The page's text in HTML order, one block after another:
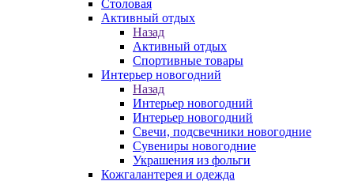
Столовая
Активный отдых
Назад
Активный отдых
Спортивные товары
Интерьер новогодний
Назад
Интерьер новогодний
Интерьер новогодний
Свечи, подсвечники новогодние
Сувениры новогодние
Украшения из фольги
Кожгалантерея и одежда